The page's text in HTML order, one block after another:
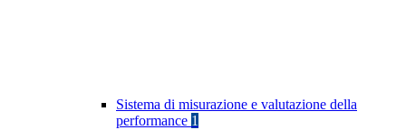
Sistema di misurazione e valutazione della
performance 1